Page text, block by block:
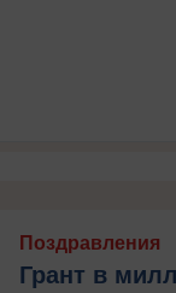
Поздравления
Грант в